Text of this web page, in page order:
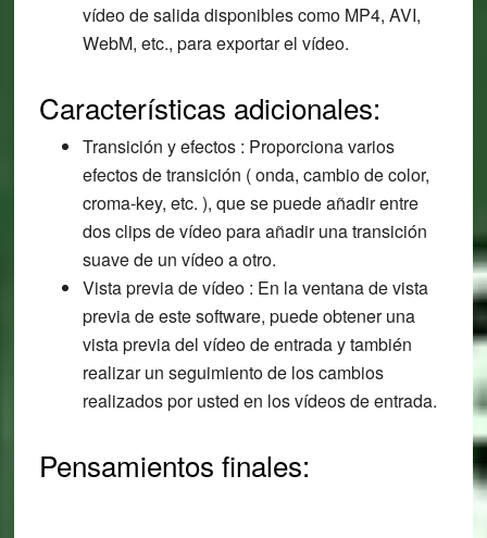
vídeo de salida disponibles como MP4, AVI,
WebM, etc., para exportar el vídeo.
Características adicionales:
Transición y efectos : Proporciona varios
efectos de transición ( onda, cambio de color,
croma-key, etc. ), que se puede añadir entre
dos clips de vídeo para añadir una transición
suave de un vídeo a otro.
Vista previa de vídeo : En la ventana de vista
previa de este software, puede obtener una
vista previa del vídeo de entrada y también
realizar un seguimiento de los cambios
realizados por usted en los vídeos de entrada.
Pensamientos finales: